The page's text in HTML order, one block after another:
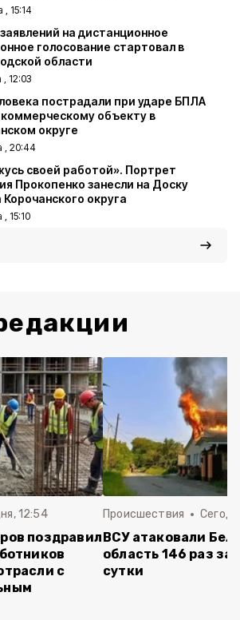
, 15:14
на дистанционное
голосование стартовал в
области
, 12:03
пострадали при ударе БПЛА
объекту в
округе
, 20:44
своей работой». Портрет
Прокопенко занесли на Доску
Корочанского округа
, 15:10
12:54
поздравил
с
Происшествия
ВСУ атаковали
область 146 раз
сутки